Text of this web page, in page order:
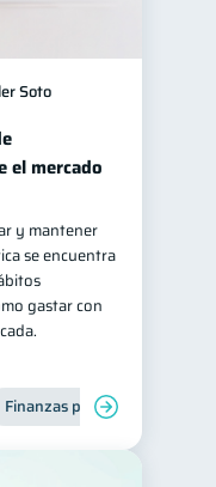
Soto
el mercado
y mantener
se encuentra
gastar con
Finanzas para jóvenes